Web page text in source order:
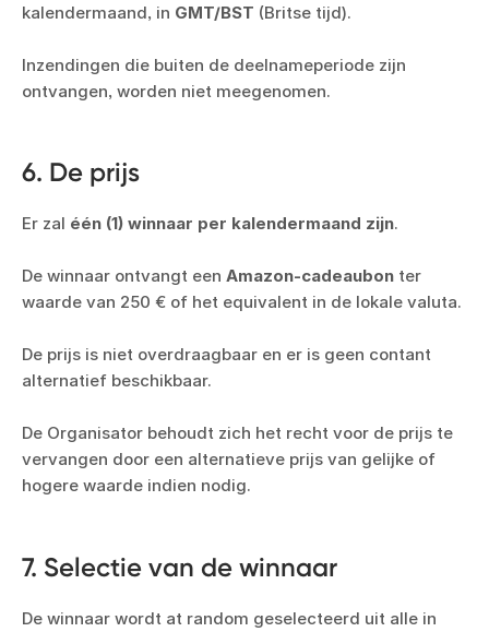
kalendermaand, in GMT/BST (Britse tijd).
Inzendingen die buiten de deelnameperiode zijn
ontvangen, worden niet meegenomen.
6. De prijs
Er zal één (1) winnaar per kalendermaand zijn.
De winnaar ontvangt een Amazon-cadeaubon ter
waarde van 250 € of het equivalent in de lokale valuta.
De prijs is niet overdraagbaar en er is geen contant
alternatief beschikbaar.
De Organisator behoudt zich het recht voor de prijs te
vervangen door een alternatieve prijs van gelijke of
hogere waarde indien nodig.
7. Selectie van de winnaar
De winnaar wordt at random geselecteerd uit alle in